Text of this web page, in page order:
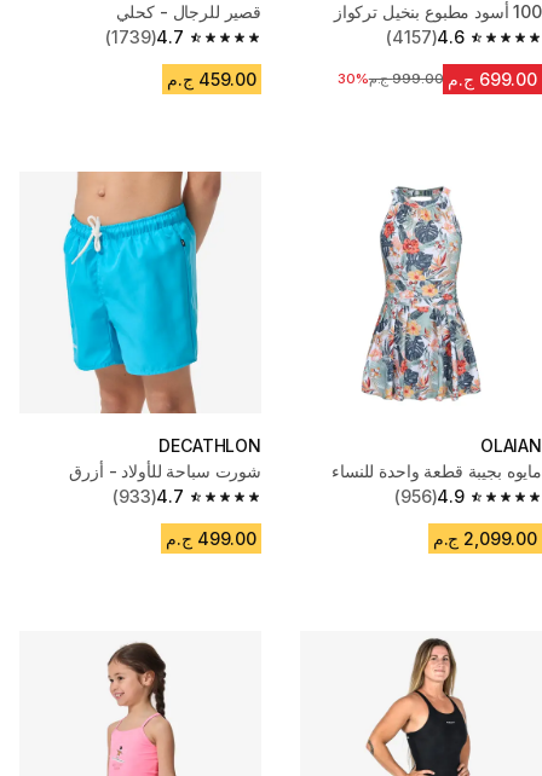
100 أسود مطبوع بنخيل تركواز
4.6
4.6 out of 5 stars from 4157 reviews
(4157)
699.00 ج.م السعر قبل التخفيض
999.00 ج.م 30%
قصير للرجال - كحلي
4.7
4.7 out of 5 stars from 1739 reviews
(1739)
459.00 ج.م
OLAIAN
مايوه بجيبة قطعة واحدة للنساء
4.9
4.9 out of 5 stars from 956 reviews
(956)
2,099.00 ج.م
DECATHLON
شورت سباحة للأولاد - أزرق
4.7
4.7 out of 5 stars from 933 reviews
(933)
499.00 ج.م